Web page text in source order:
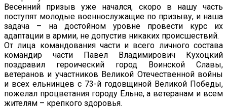
Весенний призыв уже начался, скоро в нашу часть
поступят молодые военнослужащие по призыву, и наша
задача – на достойном уровне провести курс их
адаптации в армии, не допустив никаких происшествий.
От лица командования части и всего личного состава
командир части Павел Владимирович Кухоцкий
поздравил героический город Воинской Славы,
ветеранов и участников Великой Отечественной войны
и всех ельнинцев с 73-й годовщиной Великой Победы,
пожелал процветания городу Ельне, а ветеранам и всем
жителям – крепкого здоровья.